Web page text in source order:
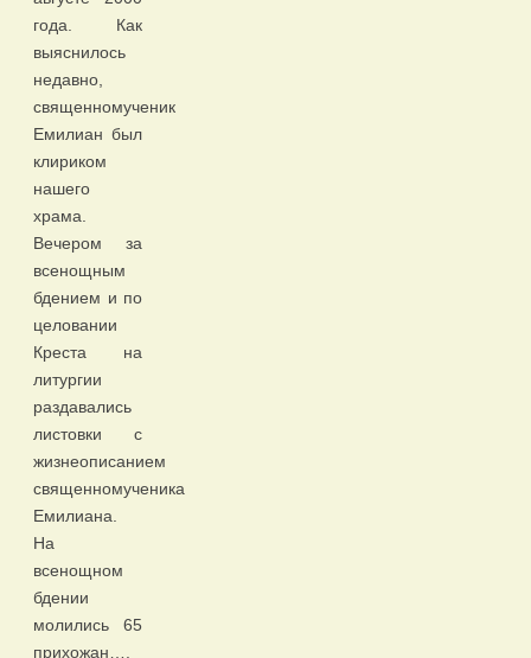
года. Как
выяснилось
недавно,
священномученик
Емилиан был
клириком
нашего
храма.
Вечером за
всенощным
бдением и по
целовании
Креста на
литургии
раздавались
листовки с
жизнеописанием
священномученика
Емилиана.
На
всенощном
бдении
молились 65
прихожан….